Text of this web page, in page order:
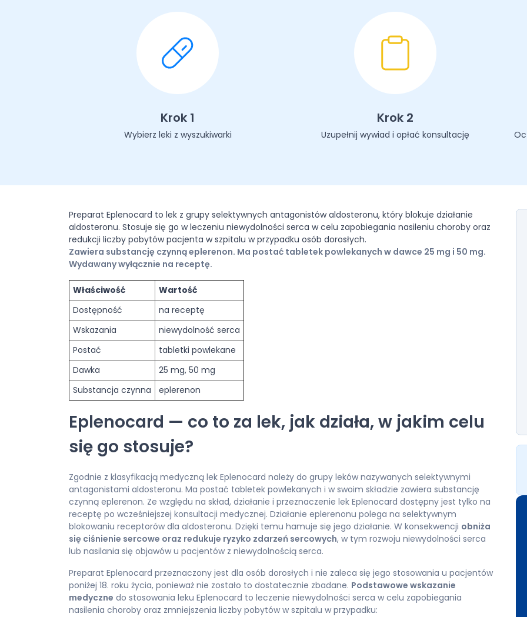
Krok 1
Wybierz leki z wyszukiwarki
Krok 2
Uzupełnij wywiad i opłać konsultację
Preparat Eplenocard to lek z grupy selektywnych antagonistów aldosteronu, który blokuje działanie
aldosteronu. Stosuje się go w leczeniu niewydolności serca w celu zapobiegania nasileniu choroby oraz
redukcji liczby pobytów pacjenta w szpitalu w przypadku osób dorosłych.
Zawiera substancję czynną eplerenon. Ma postać tabletek powlekanych w dawce 25 mg i 50 mg.
Wydawany wyłącznie na receptę.
Właściwość
Wartość
Dostępność
na receptę
Wskazania
niewydolność serca
Postać
tabletki powlekane
Dawka
25 mg, 50 mg
Substancja czynna
eplerenon
Eplenocard — co to za lek, jak działa, w jakim celu
się go stosuje?
Zgodnie z klasyfikacją medyczną lek Eplenocard należy do grupy leków nazywanych selektywnymi
antagonistami aldosteronu. Ma postać tabletek powlekanych i w swoim składzie zawiera substancję
czynną eplerenon. Ze względu na skład, działanie i przeznaczenie lek Eplenocard dostępny jest tylko na
receptę po wcześniejszej konsultacji medycznej. Działanie eplerenonu polega na selektywnym
blokowaniu receptorów dla aldosteronu. Dzięki temu hamuje się jego działanie. W konsekwencji obniża
się ciśnienie sercowe oraz redukuje ryzyko zdarzeń sercowych, w tym rozwoju niewydolności serca
lub nasilania się objawów u pacjentów z niewydolnością serca.
Preparat Eplenocard przeznaczony jest dla osób dorosłych i nie zaleca się jego stosowania u pacjentów
poniżej 18. roku życia, ponieważ nie zostało to dostatecznie zbadane. Podstawowe wskazanie
medyczne do stosowania leku Eplenocard to leczenie niewydolności serca w celu zapobiegania
nasilenia choroby oraz zmniejszenia liczby pobytów w szpitalu w przypadku: